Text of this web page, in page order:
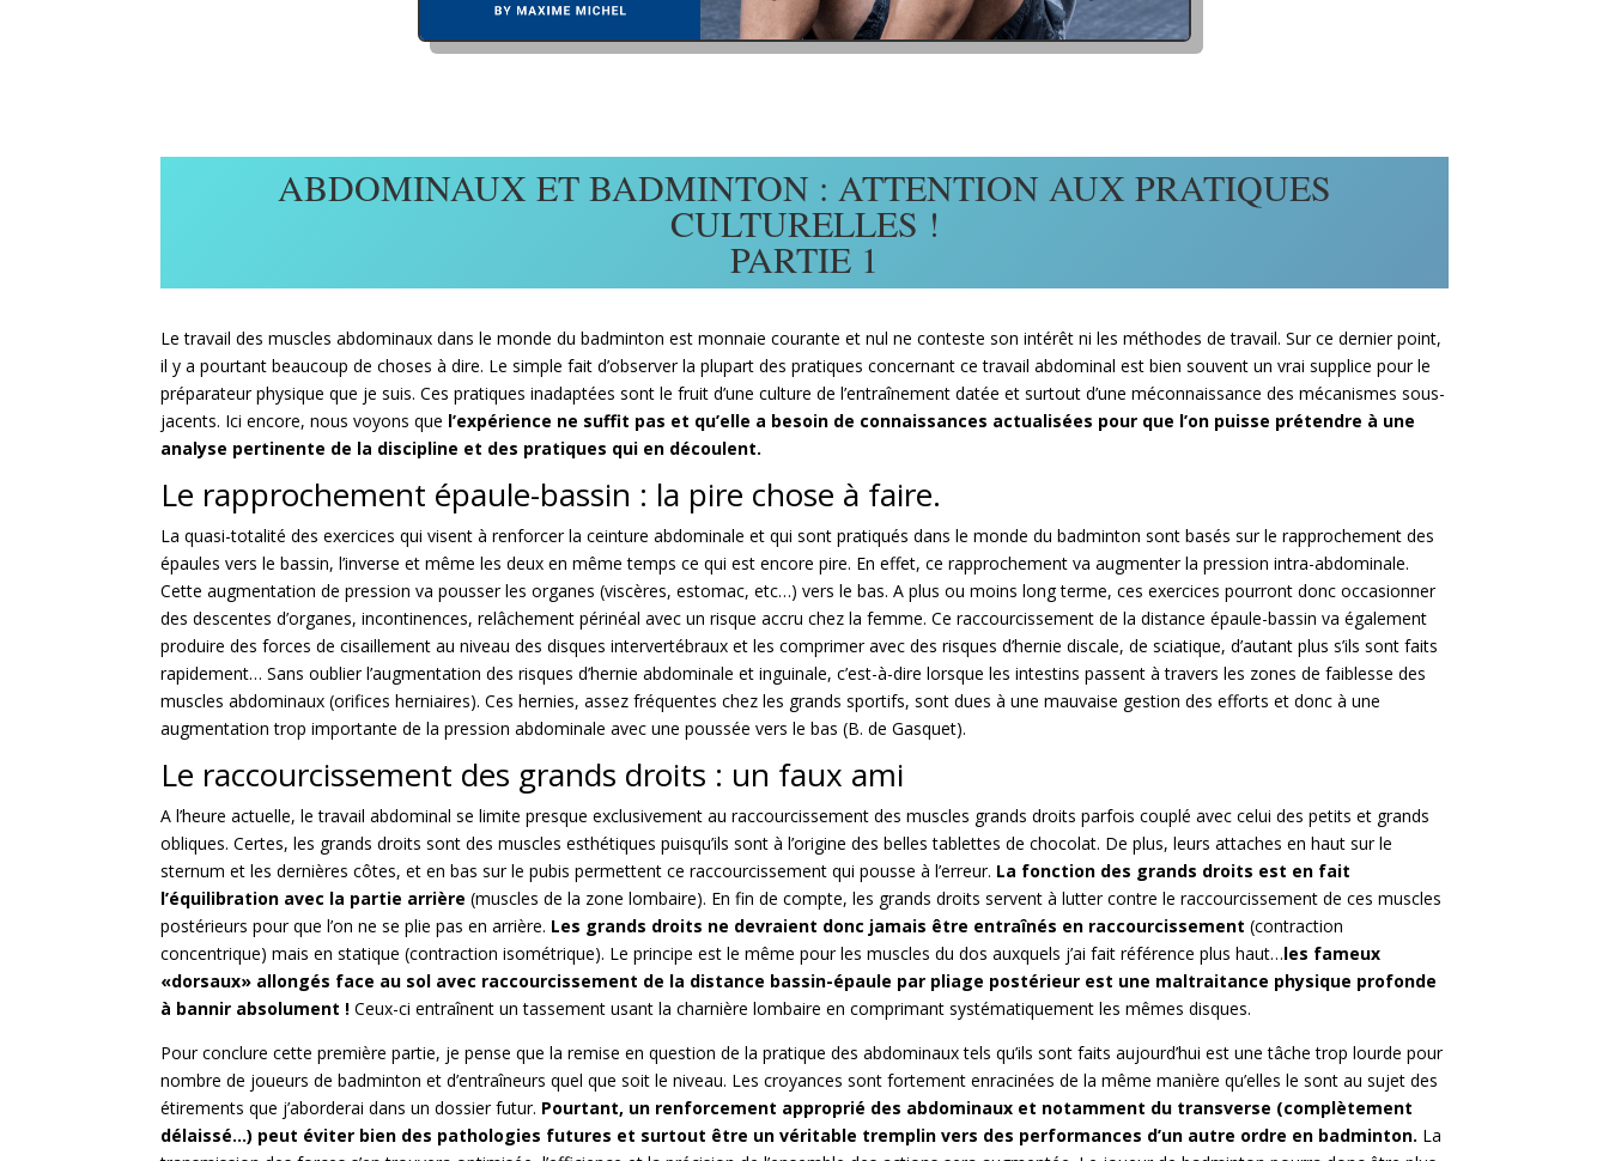
ABDOMINAUX ET BADMINTON : ATTENTION AUX PRATIQUES
CULTURELLES !
PARTIE 1
Le travail des muscles abdominaux dans le monde du badminton est monnaie courante et nul ne conteste son intérêt ni les méthodes de travail. Sur ce dernier point,
il y a pourtant beaucoup de choses à dire. Le simple fait d’observer la plupart des pratiques concernant ce travail abdominal est bien souvent un vrai supplice pour le
préparateur physique que je suis. Ces pratiques inadaptées sont le fruit d’une culture de l’entraînement datée et surtout d’une méconnaissance des mécanismes sous-
jacents. Ici encore, nous voyons que l’expérience ne suffit pas et qu’elle a besoin de connaissances actualisées pour que l’on puisse prétendre à une
analyse pertinente de la discipline et des pratiques qui en découlent.
Le rapprochement épaule-bassin : la pire chose à faire.
La quasi-totalité des exercices qui visent à renforcer la ceinture abdominale et qui sont pratiqués dans le monde du badminton sont basés sur le rapprochement des
épaules vers le bassin, l’inverse et même les deux en même temps ce qui est encore pire. En effet, ce rapprochement va augmenter la pression intra-abdominale.
Cette augmentation de pression va pousser les organes (viscères, estomac, etc…) vers le bas. A plus ou moins long terme, ces exercices pourront donc occasionner
des descentes d’organes, incontinences, relâchement périnéal avec un risque accru chez la femme. Ce raccourcissement de la distance épaule-bassin va également
produire des forces de cisaillement au niveau des disques intervertébraux et les comprimer avec des risques d’hernie discale, de sciatique, d’autant plus s’ils sont faits
rapidement… Sans oublier l’augmentation des risques d’hernie abdominale et inguinale, c’est-à-dire lorsque les intestins passent à travers les zones de faiblesse des
muscles abdominaux (orifices herniaires). Ces hernies, assez fréquentes chez les grands sportifs, sont dues à une mauvaise gestion des efforts et donc à une
augmentation trop importante de la pression abdominale avec une poussée vers le bas (B. de Gasquet).
Le raccourcissement des grands droits : un faux ami
A l’heure actuelle, le travail abdominal se limite presque exclusivement au raccourcissement des muscles grands droits parfois couplé avec celui des petits et grands
obliques. Certes, les grands droits sont des muscles esthétiques puisqu’ils sont à l’origine des belles tablettes de chocolat. De plus, leurs attaches en haut sur le
sternum et les dernières côtes, et en bas sur le pubis permettent ce raccourcissement qui pousse à l’erreur. La fonction des grands droits est en fait
l’équilibration avec la partie arrière (muscles de la zone lombaire). En fin de compte, les grands droits servent à lutter contre le raccourcissement de ces muscles
postérieurs pour que l’on ne se plie pas en arrière. Les grands droits ne devraient donc jamais être entraînés en raccourcissement (contraction
concentrique) mais en statique (contraction isométrique). Le principe est le même pour les muscles du dos auxquels j’ai fait référence plus haut…les fameux
«dorsaux» allongés face au sol avec raccourcissement de la distance bassin-épaule par pliage postérieur est une maltraitance physique profonde
à bannir absolument ! Ceux-ci entraînent un tassement usant la charnière lombaire en comprimant systématiquement les mêmes disques.
Pour conclure cette première partie, je pense que la remise en question de la pratique des abdominaux tels qu’ils sont faits aujourd’hui est une tâche trop lourde pour
nombre de joueurs de badminton et d’entraîneurs quel que soit le niveau. Les croyances sont fortement enracinées de la même manière qu’elles le sont au sujet des
étirements que j’aborderai dans un dossier futur. Pourtant, un renforcement approprié des abdominaux et notamment du transverse (complètement
délaissé…) peut éviter bien des pathologies futures et surtout être un véritable tremplin vers des performances d’un autre ordre en badminton. La